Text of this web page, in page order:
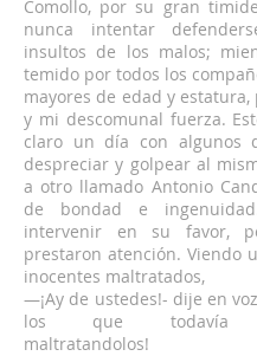
Comollo, por su gran
nunca intentar
insultos de los malos;
temido por todos los
mayores de edad y estatura,
y mi descomunal fuerza.
claro un día con algunos
despreciar y golpear al
a otro llamado Antonio
de bondad e
intervenir en su favor,
prestaron atención. Viendo
inocentes maltratados,
—¡Ay de ustedes!- dije en
los que todavía
maltratandolos!